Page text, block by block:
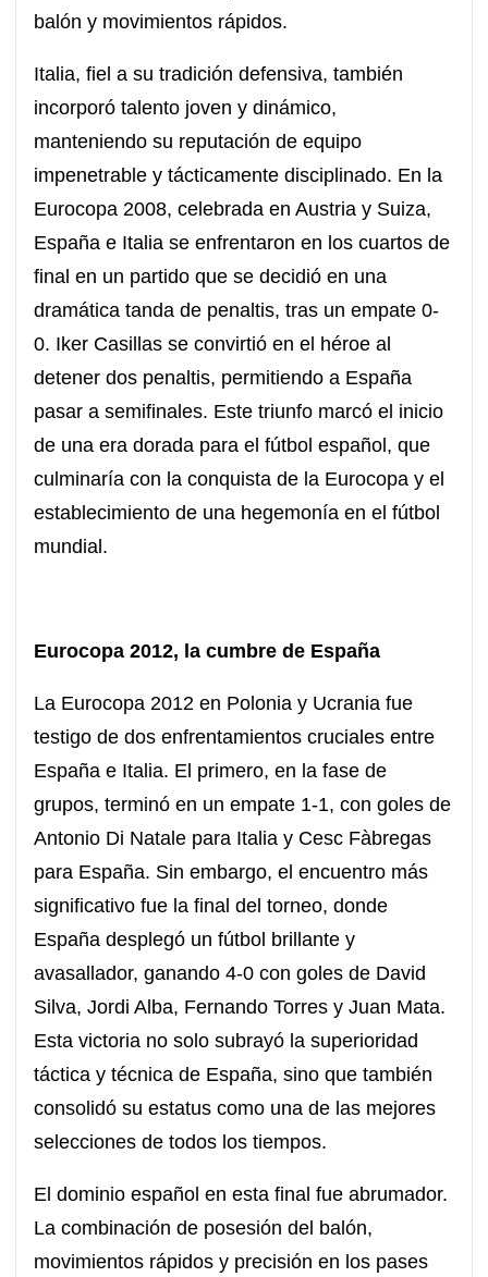
balón y movimientos rápidos.
Italia, fiel a su tradición defensiva, también
incorporó talento joven y dinámico,
manteniendo su reputación de equipo
impenetrable y tácticamente disciplinado. En la
Eurocopa 2008, celebrada en Austria y Suiza,
España e Italia se enfrentaron en los cuartos de
final en un partido que se decidió en una
dramática tanda de penaltis, tras un empate 0-
0. Iker Casillas se convirtió en el héroe al
detener dos penaltis, permitiendo a España
pasar a semifinales. Este triunfo marcó el inicio
de una era dorada para el fútbol español, que
culminaría con la conquista de la Eurocopa y el
establecimiento de una hegemonía en el fútbol
mundial.
Eurocopa 2012, la cumbre de España
La Eurocopa 2012 en Polonia y Ucrania fue
testigo de dos enfrentamientos cruciales entre
España e Italia. El primero, en la fase de
grupos, terminó en un empate 1-1, con goles de
Antonio Di Natale para Italia y Cesc Fàbregas
para España. Sin embargo, el encuentro más
significativo fue la final del torneo, donde
España desplegó un fútbol brillante y
avasallador, ganando 4-0 con goles de David
Silva, Jordi Alba, Fernando Torres y Juan Mata.
Esta victoria no solo subrayó la superioridad
táctica y técnica de España, sino que también
consolidó su estatus como una de las mejores
selecciones de todos los tiempos.
El dominio español en esta final fue abrumador.
La combinación de posesión del balón,
movimientos rápidos y precisión en los pases